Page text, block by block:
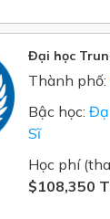
Đại học
Thành phố:
Bậc học:
Sĩ
Học phí
$108,350